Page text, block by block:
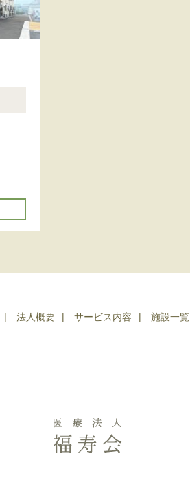
法人概要 サービス内容 施設一覧